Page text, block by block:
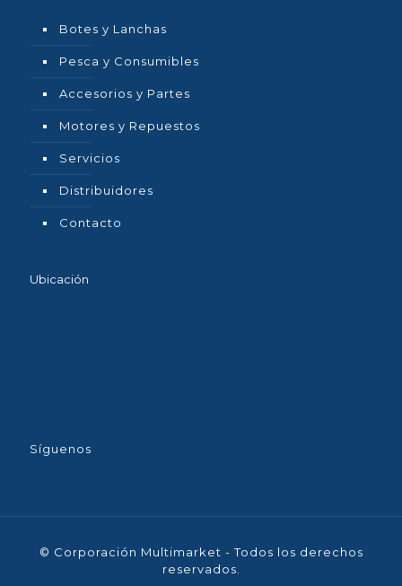
Botes y Lanchas
Pesca y Consumibles
Accesorios y Partes
Motores y Repuestos
Servicios
Distribuidores
Contacto
Ubicación
Síguenos
© Corporación Multimarket - Todos los derechos
reservados.